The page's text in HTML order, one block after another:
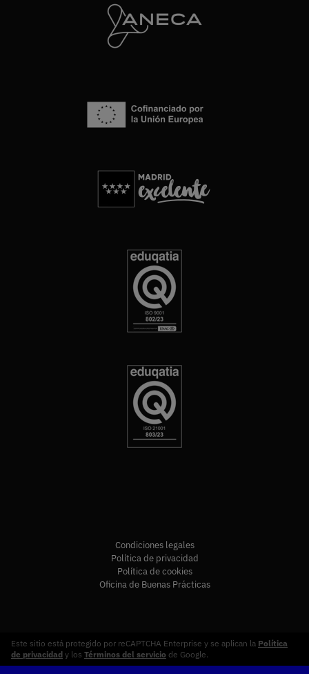
Condiciones legales
Política de privacidad
Política de cookies
Oficina de Buenas Prácticas
Este sitio está protegido por reCAPTCHA Enterprise y se aplican la Política
de privacidad y los Términos del servicio de Google.